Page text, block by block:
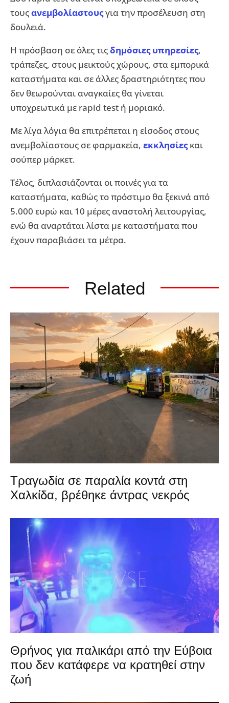
τουςανεμβολίαστουςγια την προσέλευση στη
δουλειά.
Η πρόσβαση σε όλες τιςδημόσιες υπηρεσίες,
τράπεζες, στους μεικτούς χώρους, στα εμπορικά
καταστήματα και σε άλλες δραστηριότητες που
δεν θεωρούνται αναγκαίες θα γίνεται
υποχρεωτικά με rapid test ή μοριακό.
Με λίγα λόγια θα επιτρέπεται η είσοδος στους
ανεμβολίαστους σε φαρμακεία, εκκλησίεςκαι
σούπερ μάρκετ.
Τέλος, διπλασιάζονται οι ποινές για τα
καταστήματα, καθώς το πρόστιμο θα ξεκινά από
5.000 ευρώ και 10 μέρες αναστολή λειτουργίας,
ενώ θα αναρτάται λίστα με καταστήματα που
έχουν παραβιάσει τα μέτρα.
Related
Τραγωδία σε παραλία κοντά στη
Χαλκίδα, βρέθηκε άντρας νεκρός
Θρήνος για παλικάρι από την Εύβοια
που δεν κατάφερε να κρατηθεί στην
ζωή